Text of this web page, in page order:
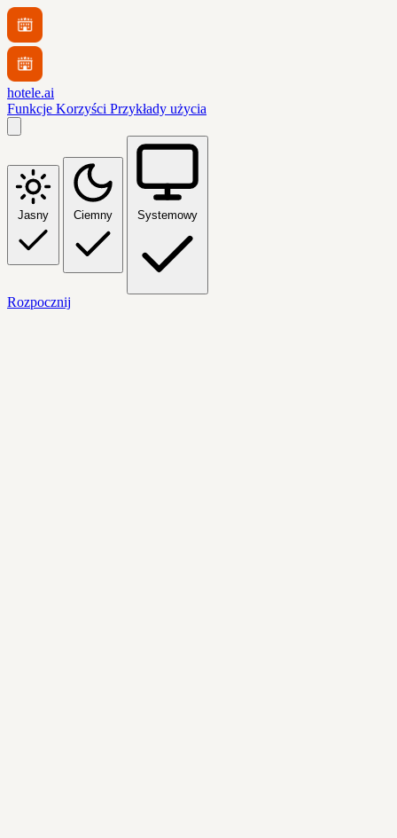
hotele.ai
Funkcje Korzyści Przykłady użycia
Jasny Ciemny Systemowy
Rozpocznij